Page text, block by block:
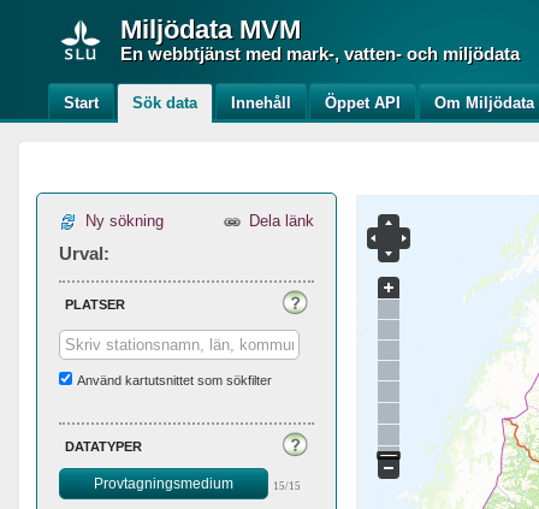
Miljödata MVM
En webbtjänst med mark-, vatten- och miljödata
Start Sök data Innehåll Öppet API Om Miljödata
Ny sökning Dela länk
Urval:
platser
Använd kartutsnittet som sökfilter
datatyper
Provtagningsmedium 15/15